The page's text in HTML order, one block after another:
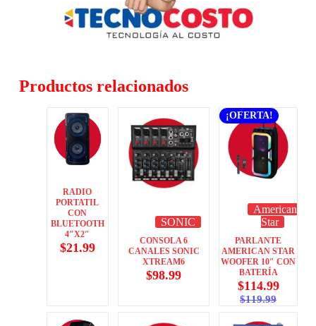
Productos relacionados
RADIO
PORTATIL
CON
BLUETOOTH
4″X2″
$21.99
SONIC
CONSOLA 6
CANALES SONIC
XTREAM6
$98.99
¡OFERTA!
American
Star
PARLANTE
AMERICAN STAR
WOOFER 10″ CON
BATERÍA
$119.99
$114.99